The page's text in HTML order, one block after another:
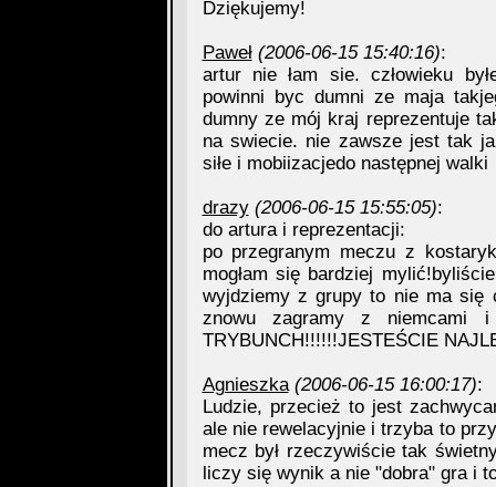
Dziękujemy!
Paweł (2006-06-15 15:40:16):
artur nie łam sie. człowieku
powinni byc dumni ze maja
dumny ze mój kraj reprezentuje
na swiecie. nie zawsze jest tak
siłe i mobiizacjedo następnej walki
drazy (2006-06-15 15:55:05):
do artura i reprezentacji:
po przegranym meczu z
mogłam się bardziej
wyjdziemy z grupy to nie ma się
znowu zagramy z niemcami
TRYBUNCH!!!!!!JESTEŚCIE
Agnieszka (2006-06-15 16:00:17):
Ludzie, przecież to jest
ale nie rewelacyjnie i trzyba to
mecz był rzeczywiście tak
liczy się wynik a nie "dobra" gra i